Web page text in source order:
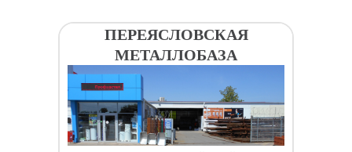
ПЕРЕЯСЛОВСКАЯ
МЕТАЛЛОБАЗА